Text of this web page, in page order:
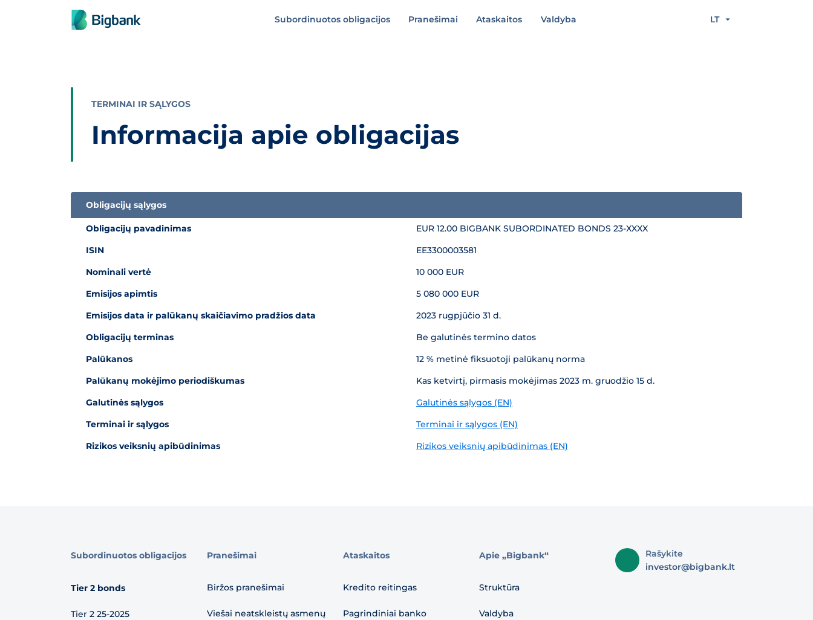
Praleisti turinį
Subordinuotos obligacijos Pranešimai Ataskaitos Valdyba LT
TERMINAI IR SĄLYGOS
Informacija apie obligacijas
Informacija apie obligacijas
Obligacijų sąlygos
Obligacijų pavadinimas
EUR 12.00 BIGBANK SUBORDINATED BONDS 23-XXXX
ISIN
EE3300003581
Nominali vertė
10 000 EUR
Emisijos apimtis
5 080 000 EUR
Emisijos data ir palūkanų skaičiavimo pradžios data
2023 rugpjūčio 31 d.
Obligacijų terminas
Be galutinės termino datos
Palūkanos
12 % metinė fiksuotoji palūkanų norma
Palūkanų mokėjimo periodiškumas
Kas ketvirtį, pirmasis mokėjimas 2023 m. gruodžio 15 d.
Galutinės sąlygos
Galutinės sąlygos (EN)
Terminai ir sąlygos
Terminai ir sąlygos (EN)
Rizikos veiksnių apibūdinimas
Rizikos veiksnių apibūdinimas (EN)
Subordinuotos obligacijos
Tier 2 bonds
Tier 2 25-2025
Pranešimai
Biržos pranešimai
Viešai neatskleistų asmenų
Ataskaitos
Kredito reitingas
Pagrindiniai banko
Apie „Bigbank“
Struktūra
Valdyba
Rašykite
investor@bigbank.lt